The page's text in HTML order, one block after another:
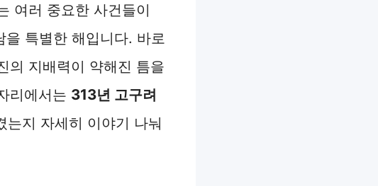
여러 중요한 사건들이
특별한 해입니다. 바로
의 지배력이 약해진 틈을
리에서는 313년 고구려
는지 자세히 이야기 나눠